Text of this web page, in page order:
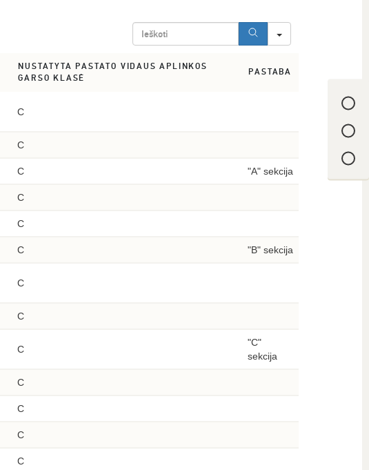
SEARCH
NUSTATYTA PASTATO VIDAUS APLINKOS
GARSO KLASĖ
PASTABA
C
C
C "A" sekcija
C
C
C "B" sekcija
C
C
C
"C"
sekcija
C
C
C
C